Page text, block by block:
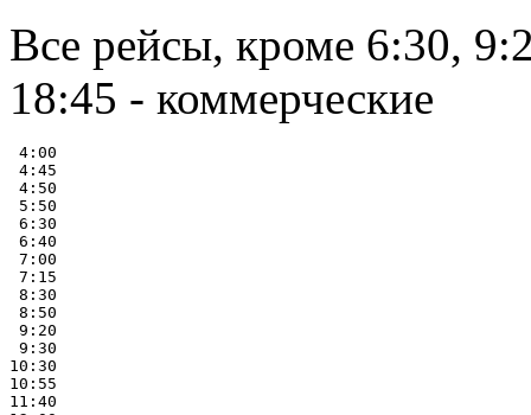
Все рейсы, кроме 6:30,
18:45 - коммерческие
4:00
4:45
4:50
5:50
6:30
6:40
7:00
7:15
8:30
8:50
9:20
9:30
10:30
10:55
11:40